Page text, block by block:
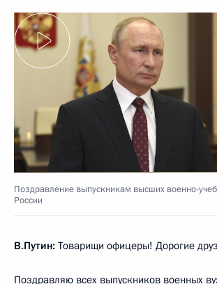
Поздравление выпускникам высших военно-
России
В.Путин: Товарищи офицеры! Дорогие
Поздравляю всех выпускников военных